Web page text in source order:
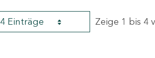
4 Einträge Zeige 1 bis 4